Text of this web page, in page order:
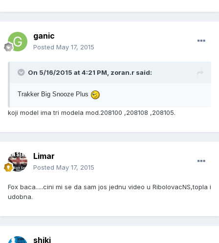
ganic
Posted May 17, 2015
On 5/16/2015 at 4:21 PM, zoran.r said:
Trakker Big Snooze Plus
koji model ima tri modela mod.208100 ,208108 ,208105.
Limar
Posted May 17, 2015
Fox baca.....cini mi se da sam jos jednu video u RibolovacNS,topla i
udobna.
shiki